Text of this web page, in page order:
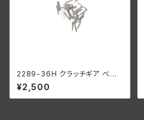
2289-36H クラッチギア ベア
リングローラー 0006" オーバ
ーサイズ 44個 ハーレーダビッ
ドソン
¥2,500